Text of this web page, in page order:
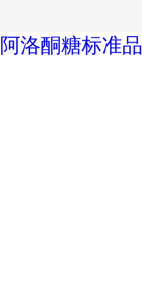
阿洛酮糖标准品